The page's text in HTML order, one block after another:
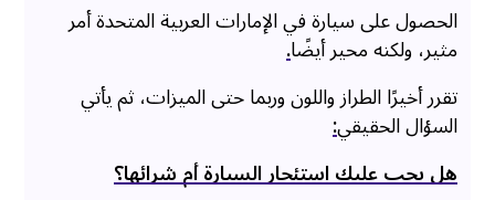
الحصول على سيارة في الإمارات العربية المتحدة أمر
مثير، ولكنه محير أيضًا.
تقرر أخيرًا الطراز واللون وربما حتى الميزات، ثم يأتي
السؤال الحقيقي:
هل يجب عليك استئجار السيارة أم شرائها؟